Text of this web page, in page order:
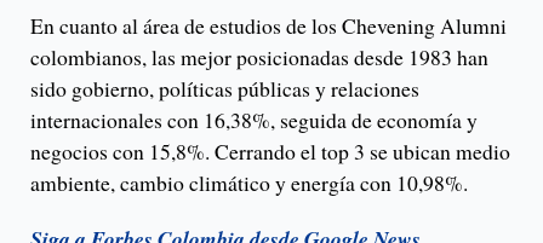
En cuanto al área de estudios de los Chevening Alumni
colombianos, las mejor posicionadas desde 1983 han
sido gobierno, políticas públicas y relaciones
internacionales con 16,38%, seguida de economía y
negocios con 15,8%. Cerrando el top 3 se ubican medio
ambiente, cambio climático y energía con 10,98%.